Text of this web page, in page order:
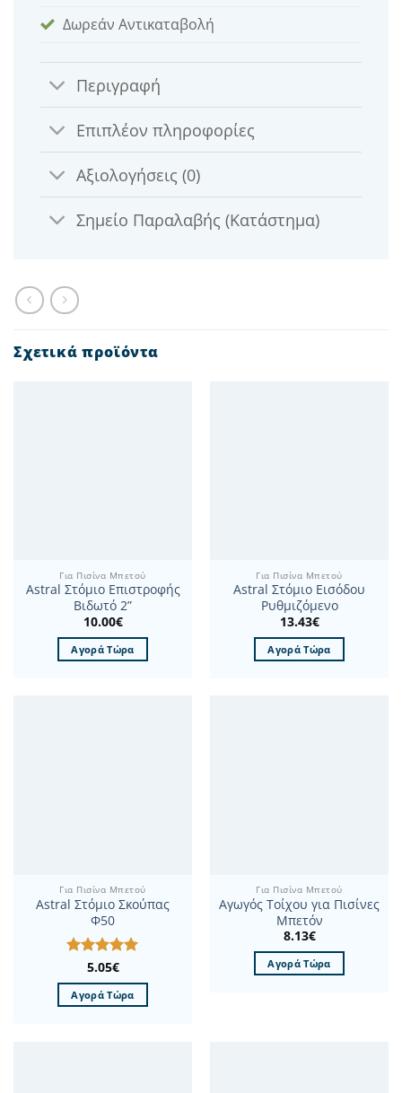
Δωρεάν Αντικαταβολή
Περιγραφή
Επιπλέον πληροφορίες
Αξιολογήσεις (0)
Σημείο Παραλαβής (Κατάστημα)
Σχετικά προϊόντα
Για Πισίνα Μπετού
Astral Στόμιο Επιστροφής
Βιδωτό 2”
10.00€
Αγορά Τώρα
Για Πισίνα Μπετού
Astral Στόμιο Εισόδου
Ρυθμιζόμενο
13.43€
Αγορά Τώρα
Για Πισίνα Μπετού
Astral Στόμιο Σκούπας
Φ50
Βαθμολογήθηκε
με5από 5
5.05€
Αγορά Τώρα
Για Πισίνα Μπετού
Αγωγός Τοίχου για Πισίνες
Μπετόν
8.13€
Αγορά Τώρα